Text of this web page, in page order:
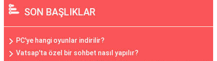
SON BAŞLIKLAR
PC'ye hangi oyunlar indirilir?
Vatsap'ta özel bir sohbet nasıl yapılır?